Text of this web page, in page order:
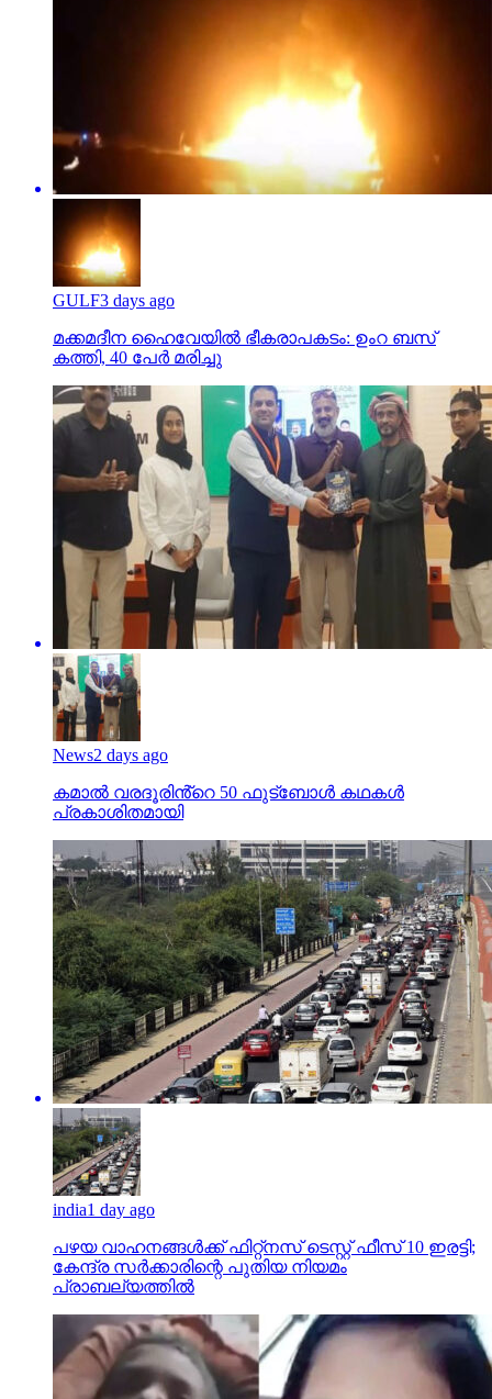
GULF3 days ago
മക്കമദീന ഹൈവേയില്‍ ഭീകരാപകടം: ഉംറ ബസ്
കത്തി, 40 പേര്‍ മരിച്ചു
News2 days ago
കമാൽ വരദൂരിൻ്റെ 50 ഫുട്ബോൾ കഥകൾ
പ്രകാശിതമായി
india1 day ago
പഴയ വാഹനങ്ങള്‍ക്ക് ഫിറ്റ്‌നസ് ടെസ്റ്റ് ഫീസ് 10 ഇരട്ടി;
കേന്ദ്ര സര്‍ക്കാരിന്റെ പുതിയ നിയമം
പ്രാബല്യത്തില്‍